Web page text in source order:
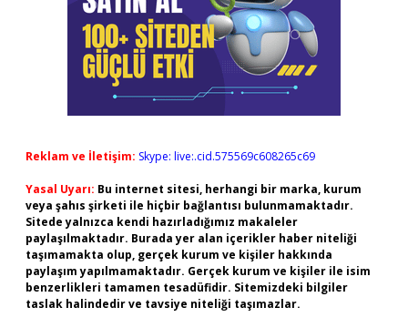
Reklam ve İletişim: Skype: live:.cid.575569c608265c69
Yasal Uyarı: Bu internet sitesi, herhangi bir marka, kurum
veya şahıs şirketi ile hiçbir bağlantısı bulunmamaktadır.
Sitede yalnızca kendi hazırladığımız makaleler
paylaşılmaktadır. Burada yer alan içerikler haber niteliği
taşımamakta olup, gerçek kurum ve kişiler hakkında
paylaşım yapılmamaktadır. Gerçek kurum ve kişiler ile isim
benzerlikleri tamamen tesadüfidir. Sitemizdeki bilgiler
taslak halindedir ve tavsiye niteliği taşımazlar.